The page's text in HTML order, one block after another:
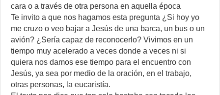
cara o a través de otra persona en aquella época
Te invito a que nos hagamos esta pregunta ¿Si hoy yo
me cruzo o veo bajar a Jesús de una barca, un bus o un
avión? ¿Sería capaz de reconocerlo? Vivimos en un
tiempo muy acelerado a veces donde a veces ni si
quiera nos damos ese tiempo para el encuentro con
Jesús, ya sea por medio de la oración, en el trabajo,
otras personas, la eucaristía.